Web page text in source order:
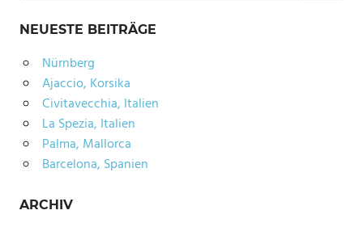
NEUESTE BEITRÄGE
Nürnberg
Ajaccio, Korsika
Civitavecchia, Italien
La Spezia, Italien
Palma, Mallorca
Barcelona, Spanien
ARCHIV